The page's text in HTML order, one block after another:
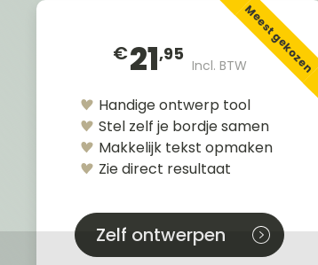
€21,95
Incl. BTWMeest gekozen
Handige ontwerp tool
Stel zelf je bordje samen
Makkelijk tekst opmaken
Zie direct resultaat
Zelf ontwerpen